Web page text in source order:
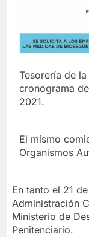
Tesorería de
cronograma
2021.
El mismo
Organismos
En tanto el 21
Administración
Ministerio de
Penitenciario.